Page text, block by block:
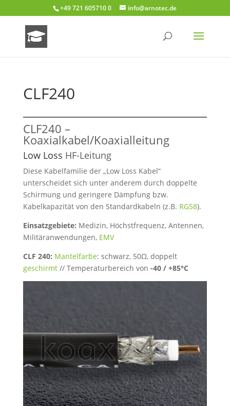
+49 721 605710 0 info@arnotec.de
CLF240
CLF240 –
Koaxialkabel/Koaxialleitung
Low Loss HF-Leitung
Diese Kabelfamilie der „Low Loss Kabel“
unterscheidet sich unter anderem durch doppelte
Schirmung und geringere Dämpfung bzw.
Kabelkapazität von den Standardkabeln (z.B. RG58).
Einsatzgebiete: Medizin, Höchstfrequenz, Antennen,
Militäranwendungen, EMV
CLF 240: Mantelfarbe: schwarz, 50Ω, doppelt
geschirmt// Temperaturbereich von -40 / +85°C